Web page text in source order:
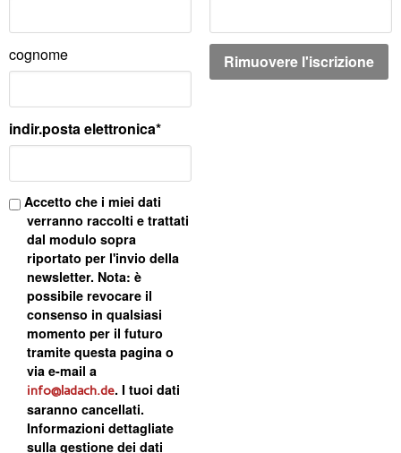
cognome
indir.posta elettronica
Accetto che i miei dati
verranno raccolti e trattati
dal modulo sopra
riportato per l'invio della
newsletter. Nota: è
possibile revocare il
consenso in qualsiasi
momento per il futuro
tramite questa pagina o
via e-mail a
info@ladach.de. I tuoi dati
saranno cancellati.
Informazioni dettagliate
sulla gestione dei dati